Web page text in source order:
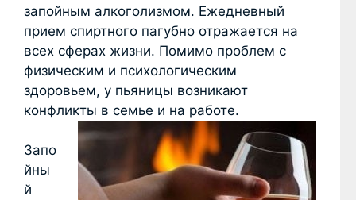
запойным алкоголизмом. Ежедневный
прием спиртного пагубно отражается на
всех сферах жизни. Помимо проблем с
физическим и психологическим
здоровьем, у пьяницы возникают
конфликты в семье и на работе.
Запо
йны
й